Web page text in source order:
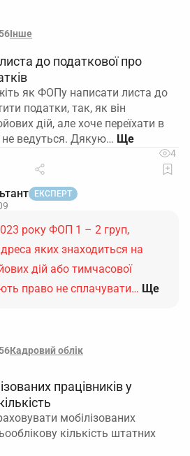
Інше
до податкової про
як ФОПу написати листа до
податки, так, як він
дій, але хоче переїхати в
не ведуться. Дякую…
4
ЕКСПЕРТ
року ФОП 1 – 2 груп,
яких знаходиться на
дій або тимчасової
право не сплачувати… Ще
Кадровий облік
працівників у
мобілізованих
кількість штатних